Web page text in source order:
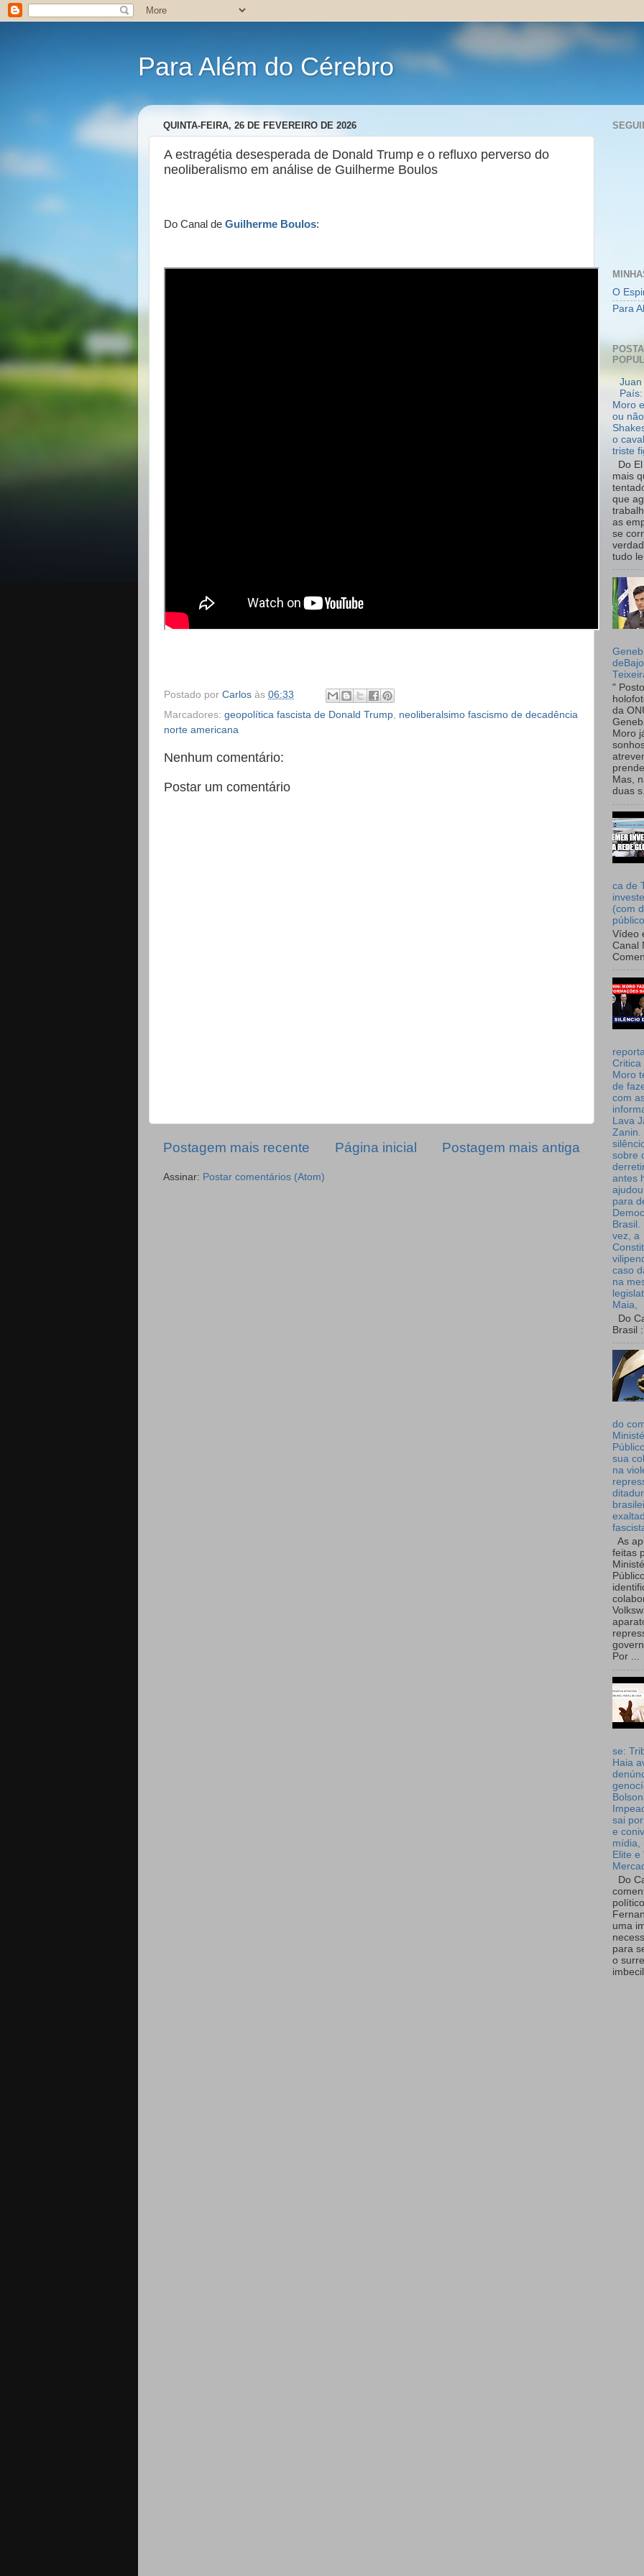
Para Além do Cérebro
QUINTA-FEIRA, 26 DE FEVEREIRO DE 2026
A estragétia desesperada de Donald Trump e o refluxo perverso do
neoliberalismo em análise de Guilherme Boulos
Do Canal de Guilherme Boulos:
Postado por Carlos às 06:33
Marcadores: geopolítica fascista de Donald Trump neoliberalsimo fascismo de decadência
norte americana
Nenhum comentário:
Postar um comentário
Postagem mais recente Postagem mais antiga
Página inicial
Assinar: Postar comentários (Atom)
O
Para
Juan
Moro
ou
o
triste
Do
mais
que
as
se
tudo
"
da
Moro
Mas,
duas
ca de
(com
Vídeo
Canal
Critica
Moro
de
com
Lava
Zanin.
sobre
antes
para
Brasil.
vez, a
caso
na
Maia,
Do
Brasil :
do
sua
na
As
feitas
Por ...
se:
Haia
sai
e
mídia,
Elite e
Do
uma
para
o